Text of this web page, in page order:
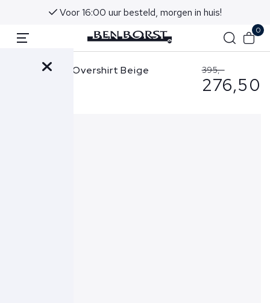
Voor 16:00 uur besteld, morgen in huis!
0
Stone Island Overshirt Beige 395,-
276,50